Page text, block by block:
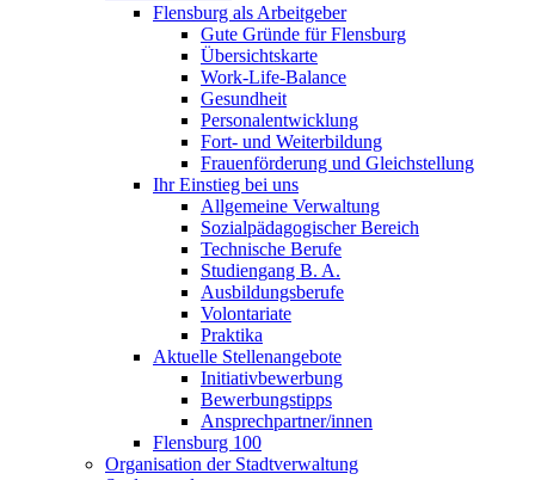
Flensburg als Arbeitgeber
Gute Gründe für Flensburg
Übersichtskarte
Work-Life-Balance
Gesundheit
Personalentwicklung
Fort- und Weiterbildung
Frauenförderung und Gleichstellung
Ihr Einstieg bei uns
Allgemeine Verwaltung
Sozialpädagogischer Bereich
Technische Berufe
Studiengang B. A.
Ausbildungsberufe
Volontariate
Praktika
Aktuelle Stellenangebote
Initiativbewerbung
Bewerbungstipps
Ansprechpartner/innen
Flensburg 100
Organisation der Stadtverwaltung